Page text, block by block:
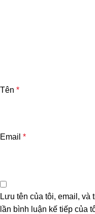
Tên *
Email *
Lưu tên của tôi, email, và
lần bình luận kế tiếp của